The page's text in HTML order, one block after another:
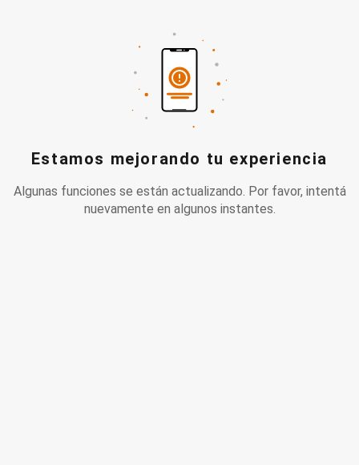
Estamos mejorando tu experiencia
Algunas funciones se están actualizando. Por favor, intentá
nuevamente en algunos instantes.